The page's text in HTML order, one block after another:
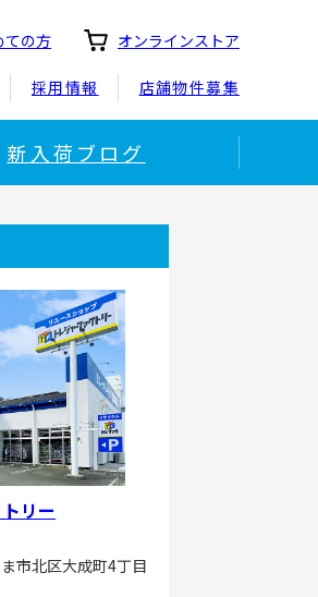
ての方 オンラインストア
採用情報 店舗物件募集
新入荷ブログ
リー
市北区大成町4丁目